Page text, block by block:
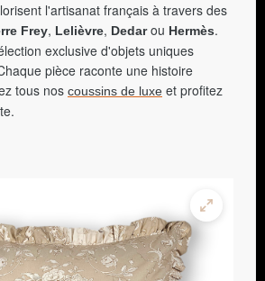
l'artisanat français à travers des
Frey, Lelièvre, Dedarou Hermès.
exclusive d'objets uniques
pièce raconte une histoire
tous nos coussins de luxe et profitez